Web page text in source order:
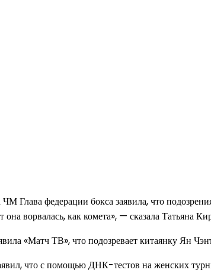
Глава федерации бокса заявила, что
ворвалась, как комета», — сказала Татьяна
«Матч ТВ», что подозревает китаянку Ян
что с помощью ДНК-тестов на женских